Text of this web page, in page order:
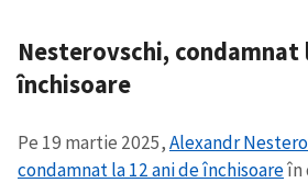
Nesterovschi, condamnat
închisoare
Pe 19 martie 2025,Alexandr
condamnat la 12 ani de închisoareîn